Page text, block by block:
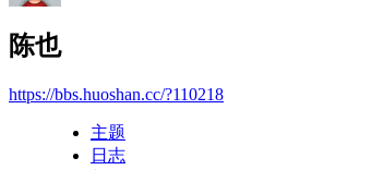
陈也
https://bbs.huoshan.cc/?110218
主题
日志